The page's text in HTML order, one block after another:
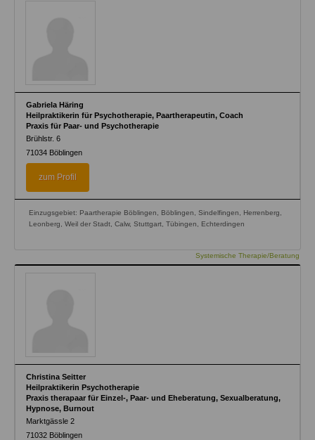
Gabriela Häring
Heilpraktikerin für Psychotherapie, Paartherapeutin, Coach
Praxis für Paar- und Psychotherapie
Brühlstr. 6
71034 Böblingen
zum Profil
Einzugsgebiet: Paartherapie Böblingen, Böblingen, Sindelfingen, Herrenberg,
Leonberg, Weil der Stadt, Calw, Stuttgart, Tübingen, Echterdingen
Systemische Therapie/Beratung
Christina Seitter
Heilpraktikerin Psychotherapie
Praxis therapaar für Einzel-, Paar- und Eheberatung, Sexualberatung,
Hypnose, Burnout
Marktgässle 2
71032 Böblingen